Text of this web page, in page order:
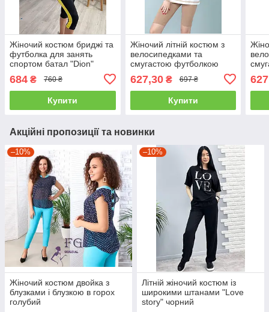
Жіночий костюм бриджі та
футболка для занять
спортом батал "Dion"
684 ₴ 760 ₴
Купити
Жіночий літній костюм з
велосипедками та
смугастою футболкою
627,30₴ 697 ₴
Купити
Акційні пропозиції та новинки
–10%
Жіночий костюм двойка з
блузками і блузкою в горох
голубий
–10%
Літній жіночий костюм із
широкими штанами "Love
story" чорний